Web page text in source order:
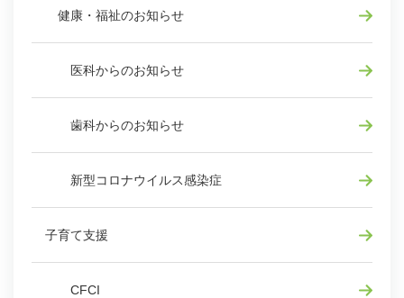
健康・福祉のお知らせ
医科からのお知らせ
歯科からのお知らせ
新型コロナウイルス感染症
子育て支援
CFCI